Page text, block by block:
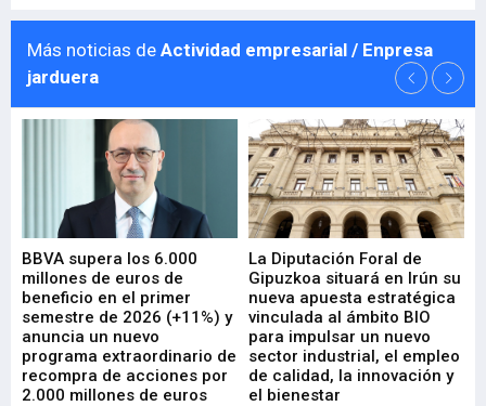
Más noticias de Actividad empresarial / Enpresa
jarduera
BBVA supera los 6.000
millones de euros de
beneficio en el primer
semestre de 2026 (+11%) y
anuncia un nuevo
programa extraordinario de
recompra de acciones por
2.000 millones de euros
La Diputación Foral de
Gipuzkoa situará en Irún su
nueva apuesta estratégica
vinculada al ámbito BIO
para impulsar un nuevo
sector industrial, el empleo
de calidad, la innovación y
el bienestar